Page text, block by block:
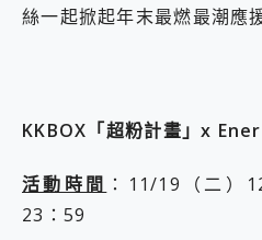
絲一起掀起年末最燃最潮應
KKBOX「超粉計畫」x
活動時間 ：11/19（二）
23：59